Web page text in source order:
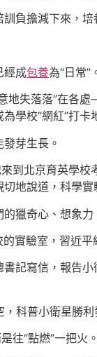
負擔減下來，
經成包養為“日常”
地失落落”在各
學校“網紅”打卡
芽生長。
到北京育英學
地說道，科學
獵奇心、想象力
實驗室，習近
記寫信，報告
科普小衛星勝利
往“點燃”一把火